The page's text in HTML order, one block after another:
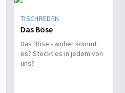
TISCHREDEN
Das Böse
Das Böse - woher kommt
es? Steckt es in jedem von
uns?